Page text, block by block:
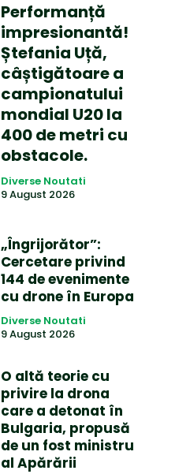
Performanță
impresionantă!
Ștefania Uță,
câștigătoare a
campionatului
mondial U20 la
400 de metri cu
obstacole.
Diverse Noutati
9 August 2026
„Îngrijorător”:
Cercetare privind
144 de evenimente
cu drone în Europa
Diverse Noutati
9 August 2026
O altă teorie cu
privire la drona
care a detonat în
Bulgaria, propusă
de un fost ministru
al Apărării